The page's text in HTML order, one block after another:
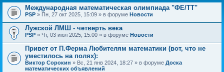
Международная математическая олимпиада "ФЕ/ТТ"
PSP » Пн, 27 окт 2025, 15:09 » в форуме Новости
Лужской ЛМШ - четверть века
PSP » Чт, 03 июл 2025, 15:00 » в форуме Новости
Привет от П.Ферма Любителям математики (вот, что не
уместилось на полях):
Виктор Сорокин » Вс, 21 янв 2024, 18:27 » в форуме Доска
математических объявлений